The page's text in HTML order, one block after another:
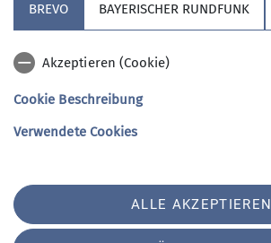
Redaktion Website
Sektion Hochland des Deutschen Alpenvereins e.V.
Telefon +49894487946
BREVO BAYERISCHER RUNDFUNK
Akzeptieren (Cookie)
Cookie Beschreibung
Verwendete Cookies
ALLE AKZEPTIEREN